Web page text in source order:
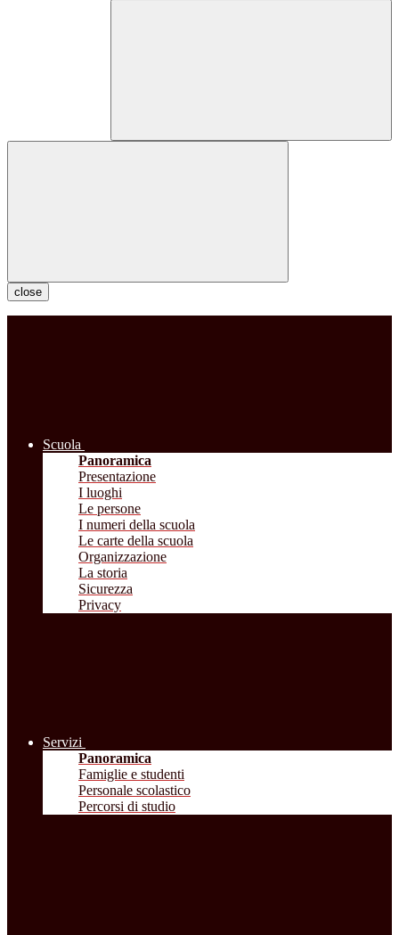
close
Scuola
Panoramica
Presentazione
I luoghi
Le persone
I numeri della scuola
Le carte della scuola
Organizzazione
La storia
Sicurezza
Privacy
Servizi
Panoramica
Famiglie e studenti
Personale scolastico
Percorsi di studio